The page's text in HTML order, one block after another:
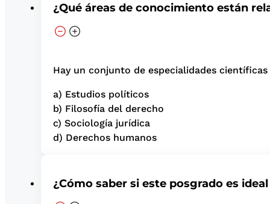
¿Qué áreas de conocimiento están
Hay un conjunto de especialidades
a) Estudios políticos
b) Filosofía del derecho
c) Sociología jurídica
d) Derechos humanos
¿Cómo saber si este posgrado es